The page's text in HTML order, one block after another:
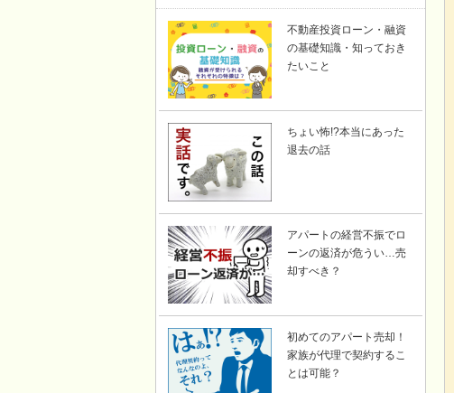
ードの不動産を探して｜KICHI6（キチ
ロク）
不動産投資ローン・融資
の基礎知識・知っておき
たいこと
ちょい怖!?本当にあった
退去の話
アパートの経営不振でロ
ーンの返済が危うい…売
却すべき？
初めてのアパート売却！
家族が代理で契約するこ
とは可能？